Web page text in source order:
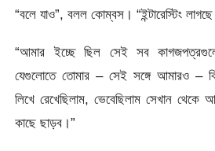
“বলে যাও”, বলল কোম্বস। “ইন্টারেস্টিং
“আমার ইচ্ছে ছিল সেই সব
যেগুলোতে তোমার – সেই সঙ্গে আমারও –
লিখে রেখেছিলাম, ভেবেছিলাম সেখান থেকে
কাছে ছাড়ব।”